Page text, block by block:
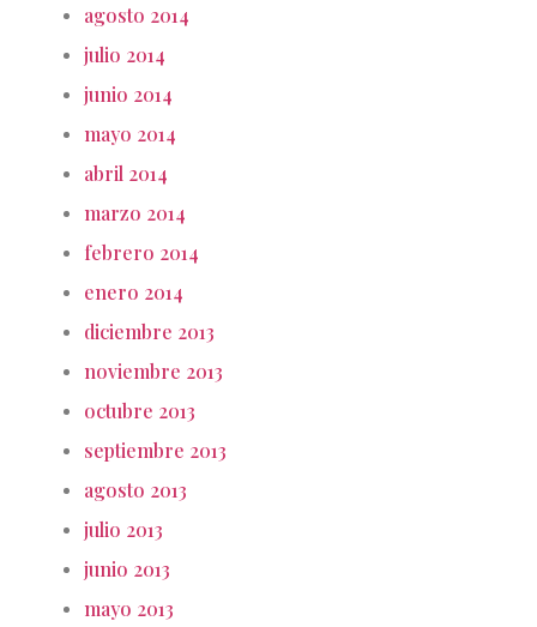
agosto 2014
julio 2014
junio 2014
mayo 2014
abril 2014
marzo 2014
febrero 2014
enero 2014
diciembre 2013
noviembre 2013
octubre 2013
septiembre 2013
agosto 2013
julio 2013
junio 2013
mayo 2013